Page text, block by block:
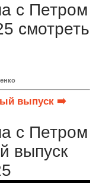
с Петром
смотреть
выпуск ➡️
с Петром
выпуск